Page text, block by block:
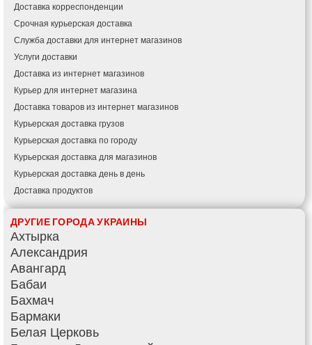
Доставка корреспонденции
Срочная курьерская доставка
Служба доставки для интернет магазинов
Услуги доставки
Доставка из интернет магазинов
Курьер для интернет магазина
Доставка товаров из интернет магазинов
Курьерская доставка грузов
Курьерская доставка по городу
Курьерская доставка для магазинов
Курьерская доставка день в день
Доставка продуктов
Купить и доставить
Обратная доставка
Быстрая курьерская доставка
Доставка за 60 минут
Доставить товар клиенту
Заказ еды на дом
АТБ доставка
Сильпо доставка
Варус доставка
ДРУГИЕ ГОРОДА УКРАИНЫ
Ахтырка
Александрия
Авангард
Бабаи
Бахмач
Бармаки
Белая Церковь